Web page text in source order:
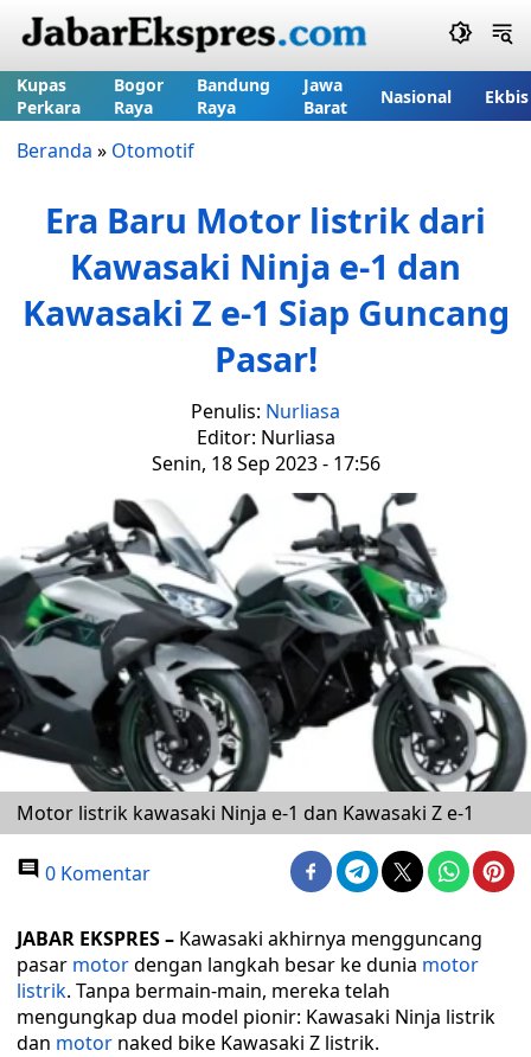
Kupas
Perkara
Bogor
Raya
Bandung
Raya
Jawa
Barat
Nasional Ekbis
Beranda » Otomotif
Era Baru Motor listrik dari
Kawasaki Ninja e-1 dan
Kawasaki Z e-1 Siap Guncang
Pasar!
Penulis: Nurliasa
Editor: Nurliasa
Senin, 18 Sep 2023 - 17:56
Motor listrik kawasaki Ninja e-1 dan Kawasaki Z e-1
0 Komentar
JABAR EKSPRES – Kawasaki akhirnya mengguncang
pasar motordengan langkah besar ke dunia motor
listrik. Tanpa bermain-main, mereka telah
mengungkap dua model pionir: Kawasaki Ninja listrik
dan motor naked bike Kawasaki Z listrik.